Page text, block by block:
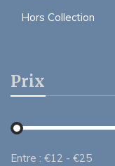
Hors Collection
Prix
Entre : €12 - €25